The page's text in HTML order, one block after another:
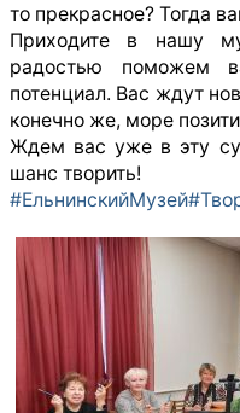
то прекрасное? Тогда
Приходите в нашу
радостью поможем
потенциал. Вас ждут
конечно же, море
Ждем вас уже в эту
шанс творить!
#ЕльнинскийМузей